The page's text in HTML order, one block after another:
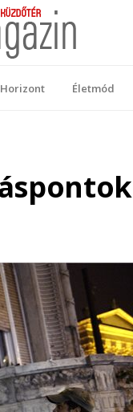
Horizont Életmód